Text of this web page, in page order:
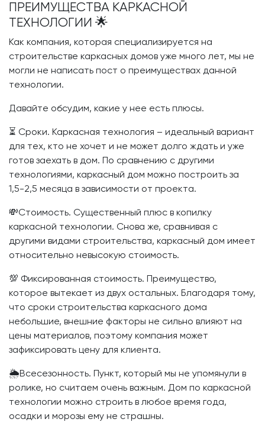
ПРЕИМУЩЕСТВА КАРКАСНОЙ
ТЕХНОЛОГИИ 🌟
Как компания, которая специализируется на
строительстве каркасных домов уже много лет, мы не
могли не написать пост о преимуществах данной
технологии.
Давайте обсудим, какие у нее есть плюсы.
⏳ Сроки. Каркасная технология – идеальный вариант
для тех, кто не хочет и не может долго ждать и уже
готов заехать в дом. По сравнению с другими
технологиями, каркасный дом можно построить за
1,5-2,5 месяца в зависимости от проекта.
💸Стоимость. Существенный плюс в копилку
каркасной технологии. Снова же, сравнивая с
другими видами строительства, каркасный дом имеет
относительно невысокую стоимость.
💯 Фиксированная стоимость. Преимущество,
которое вытекает из двух остальных. Благодаря тому,
что сроки строительства каркасного дома
небольшие, внешние факторы не сильно влияют на
цены материалов, поэтому компания может
зафиксировать цену для клиента.
🌦️Всесезонность. Пункт, который мы не упомянули в
ролике, но считаем очень важным. Дом по каркасной
технологии можно строить в любое время года,
осадки и морозы ему не страшны.